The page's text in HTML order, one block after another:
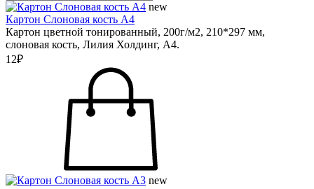
new
Картон Слоновая кость А4
Картон цветной тонированный, 200г/м2, 210*297 мм,
слоновая кость, Лилия Холдинг, А4.
12₽
new